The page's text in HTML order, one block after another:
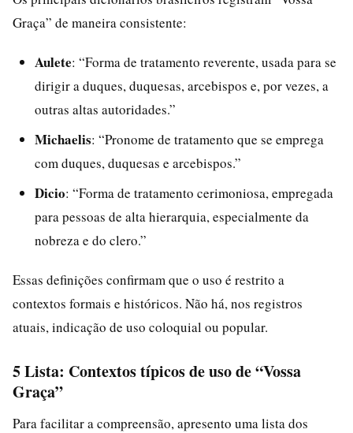
Graça” de maneira consistente:
Aulete: “Forma de tratamento reverente, usada para se
dirigir a duques, duquesas, arcebispos e, por vezes, a
outras altas autoridades.”
Michaelis: “Pronome de tratamento que se emprega
com duques, duquesas e arcebispos.”
Dicio: “Forma de tratamento cerimoniosa, empregada
para pessoas de alta hierarquia, especialmente da
nobreza e do clero.”
Essas definições confirmam que o uso é restrito a
contextos formais e históricos. Não há, nos registros
atuais, indicação de uso coloquial ou popular.
5 Lista: Contextos típicos de uso de “Vossa
Graça”
Para facilitar a compreensão, apresento uma lista dos